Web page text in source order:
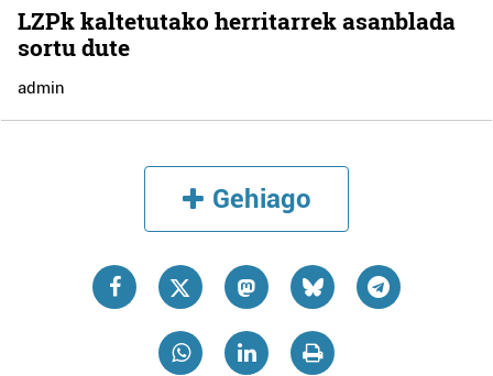
LZPk kaltetutako herritarrek asanblada
sortu dute
admin
Gehiago